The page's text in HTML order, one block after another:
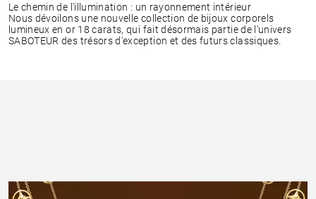
Le chemin de l'illumination : un rayonnement intérieur
Nous dévoilons une nouvelle collection de bijoux corporels
lumineux en or 18 carats, qui fait désormais partie de l'univers
SABOTEUR des trésors d'exception et des futurs classiques.